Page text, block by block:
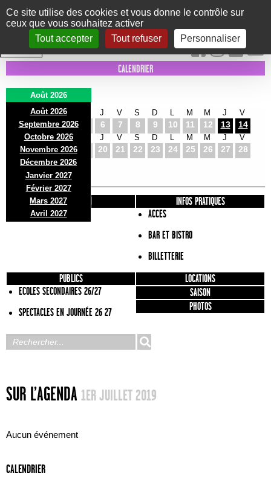
Panneau de gestion des cookies
Ce site utilise des cookies et vous donne le contrôle sur
ceux que vous souhaitez activer
Tout accepter
Tout refuser Personnaliser
Le Marni
CONCERTS DANSE/CIRQUE THÉÂTRE KIDS EXPOS EVENTS
INTRA MUROS
CALENDRIER
Août 2026
Août 2026
Septembre 2026
Octobre 2026
Novembre 2026
Décembre 2026
Janvier 2027
Février 2027
Mars 2027
Avril 2027
D
2
L
3
M
4
J
6
V
7
S
8
D
9 10
M
11
M
12
J
13
V
14
D
16
L
17
M
18
J
20
V
21
S
22
D
23 24
M
25
M
26
J
27
V
28
D
30
L
31
PRÉSENTATION
INFOS PRATIQUES
ACCES
BAR ET BISTRO
BILLETTERIE
PUBLICS
ECOLES SECONDAIRES 26/27
SPECTACLES EN JOURNÉE 26 27
LOCATIONS
SAISON
PHOTOS
SUR L’AGENDA 1ER JUILLET 2019
Aucun événement
CALENDRIER